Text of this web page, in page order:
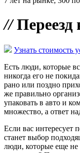
//Переезд
Узнать стоимость
Есть люди, которые
никогда его не
рано или поздно
же правильно
упаковать в авто и
множество, а ответ
Если вас интересует
станет выбор
люди, которые еще не